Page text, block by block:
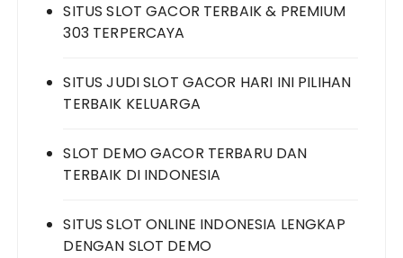
SITUS SLOT GACOR TERBAIK & PREMIUM
303 TERPERCAYA
SITUS JUDI SLOT GACOR HARI INI PILIHAN
TERBAIK KELUARGA
SLOT DEMO GACOR TERBARU DAN
TERBAIK DI INDONESIA
SITUS SLOT ONLINE INDONESIA LENGKAP
DENGAN SLOT DEMO